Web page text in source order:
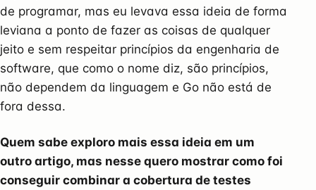
de programar, mas eu levava essa ideia de forma
leviana a ponto de fazer as coisas de qualquer
jeito e sem respeitar princípios da engenharia de
software, que como o nome diz, são princípios,
não dependem da linguagem e Go não está de
fora dessa.
Quem sabe exploro mais essa ideia em um
outro artigo, mas nesse quero mostrar como foi
conseguir combinar a cobertura de testes